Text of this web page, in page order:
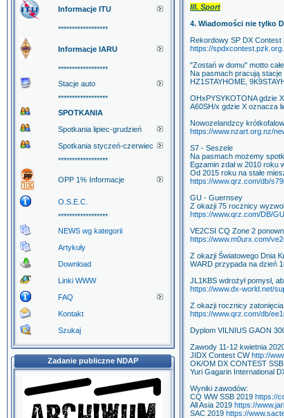
Informacje ITU
******************
Informacje IARU
******************
Stacje auto
******************
SPOTKANIA
Spotkania lipiec-grudzień
Spotkania styczeń-czerwiec
******************
OPP 1% Informacje
O.S.E.C.
******************
NEWS wg kategorii
Artykuły
Download
Linki WWW
FAQ
Kontakt
Szukaj
Zadanie publiczne NDAP
III. Sport
4. Wiadomości nie tylko
Rekordowy SP DX Contest
https://
"Zostań w domu" motto
Na pasmach pracują
HZ1STAYHOME,
OHxPYSYKOTONA gdzie
A60SH/x gdzie X oznacza
Nowozelandzcy
https://www.nzart.org.nz/
S7 - Seszele
Na pasmach możemy
Egzamin zdał w 2010 roku
Od 2015 roku na stałe
https://www.qrz.com/db/
GU - Guernsey
Z okazji 75 rocznicy
https://www.qrz.com/DB/
VE2CSI CQ Zone 2
https://www.m0urx.com/
Z okazji Światowego Dnia
WARD przypada na dzień
JL1KBS wdrożył pomysł,
https://www.dx-world.net/
Z okazji rocznicy
https://www.qrz.com/db/
Dyplom VILNIUS GAON
Zawody 11-12 kwietnia
JIDX Contest CWhttp://
OK/OM DX CONTEST
Yuri Gagarin International
Wyniki zawodów:
CQ WW SSB 2019 https://
All Asia 2019 https://
SAC 2019 https://